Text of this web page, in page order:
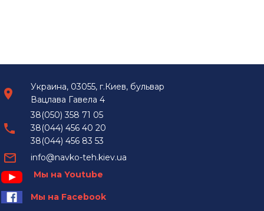
Украина, 03055, г.Киев, бульвар
Вацлава Гавела 4
38(050) 358 71 05
38(044) 456 40 20
38(044) 456 83 53
info@navko-teh.kiev.ua
Мы на Youtube
Мы на Facebook